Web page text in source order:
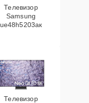
Телевизор
Samsung
ue48h5203aк
Телевизор